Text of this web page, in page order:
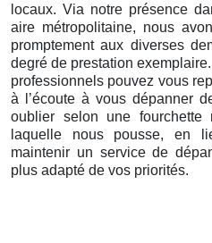
locaux. Via notre présence
aire métropolitaine, nous
promptement aux diverses
degré de prestation
professionnels pouvez vous
à l’écoute à vous dépanner
oublier selon une fourchette
laquelle nous pousse, en
maintenir un service de
plus adapté de vos priorités.